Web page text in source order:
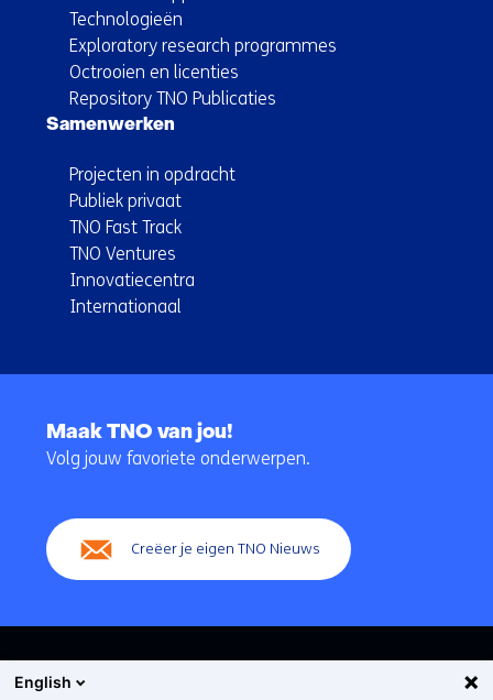
Technologieën
Exploratory research programmes
Octrooien en licenties
Repository TNO Publicaties
Samenwerken
Projecten in opdracht
Publiek privaat
TNO Fast Track
TNO Ventures
Innovatiecentra
Internationaal
navigatie
Maak TNO van jou!
Volg jouw favoriete onderwerpen.
Creëer je eigen TNO Nieuws
English